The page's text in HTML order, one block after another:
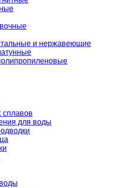
и нержавеющие
сплавов
для воды